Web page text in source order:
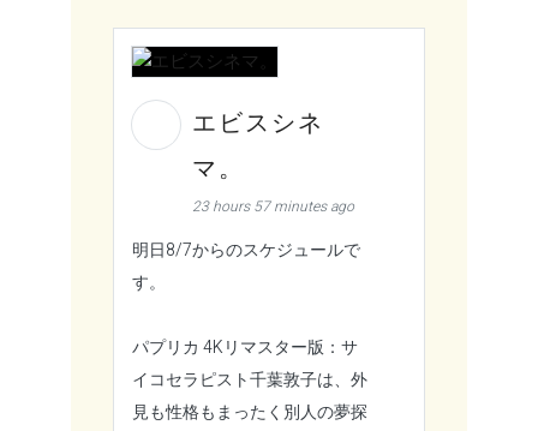
エビスシネ
マ。
23 hours 57 minutes ago
明日8/7からのスケジュールで
す。
パプリカ 4Kリマスター版：サ
イコセラピスト千葉敦子は、外
見も性格もまったく別人の夢探